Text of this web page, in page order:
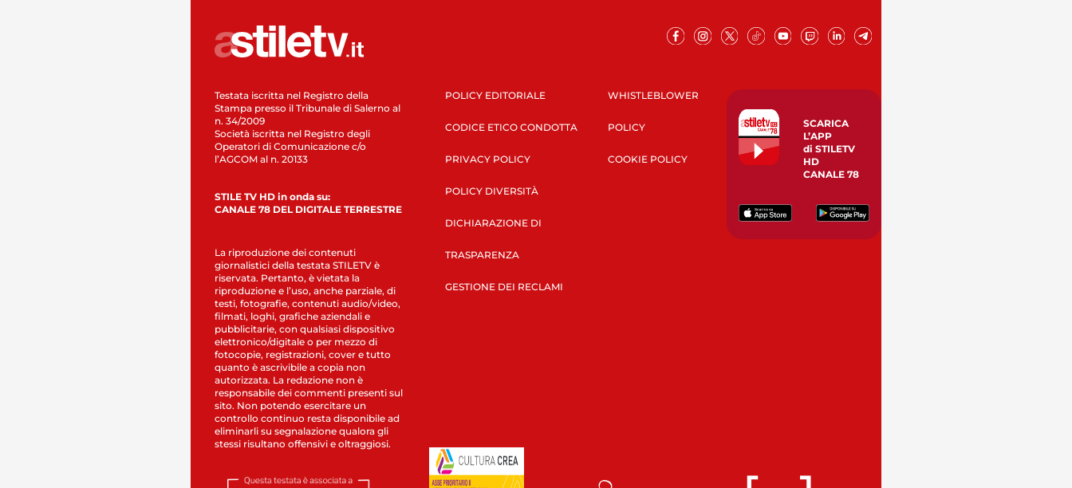
Testata iscritta nel Registro della
Stampa presso il Tribunale di Salerno al
n. 34/2009
Società iscritta nel Registro degli
Operatori di Comunicazione c/o
l’AGCOM al n. 20133
STILE TV HD in onda su:
CANALE 78 DEL DIGITALE TERRESTRE
La riproduzione dei contenuti
giornalistici della testata STILETV è
riservata. Pertanto, è vietata la
riproduzione e l’uso, anche parziale, di
testi, fotografie, contenuti audio/video,
filmati, loghi, grafiche aziendali e
pubblicitarie, con qualsiasi dispositivo
elettronico/digitale o per mezzo di
fotocopie, registrazioni, cover e tutto
quanto è ascrivibile a copia non
autorizzata. La redazione non è
responsabile dei commenti presenti sul
sito. Non potendo esercitare un
controllo continuo resta disponibile ad
eliminarli su segnalazione qualora gli
stessi risultano offensivi e oltraggiosi.
POLICY EDITORIALE
CODICE ETICO CONDOTTA
PRIVACY POLICY
POLICY DIVERSITÀ
DICHIARAZIONE DI
TRASPARENZA
GESTIONE DEI RECLAMI
WHISTLEBLOWER
POLICY
COOKIE POLICY
SCARICA
L’APP
di STILETV
HD
CANALE 78